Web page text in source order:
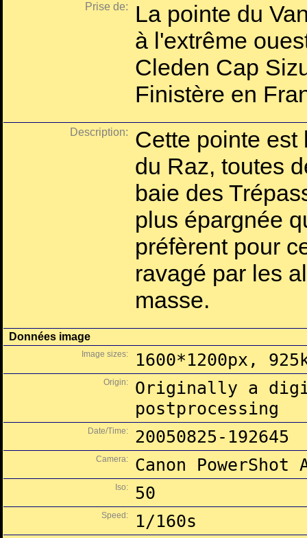
Prise de:
La pointe du
à l'extrême
Cleden Cap
Finistère en
Description:
Cette pointe
du Raz, toutes
baie des
plus épargnée
préfèrent pour
ravagé par les
masse.
Données image
Image sizes: 1600*1200px,
Origin:
Originally a
postprocessing
Date/Time: 20050825-192645
Camera: Canon PowerShot
Iso: 50
Speed: 1/160s